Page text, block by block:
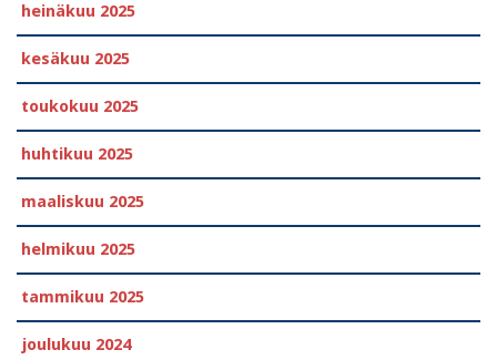
heinäkuu 2025
kesäkuu 2025
toukokuu 2025
huhtikuu 2025
maaliskuu 2025
helmikuu 2025
tammikuu 2025
joulukuu 2024